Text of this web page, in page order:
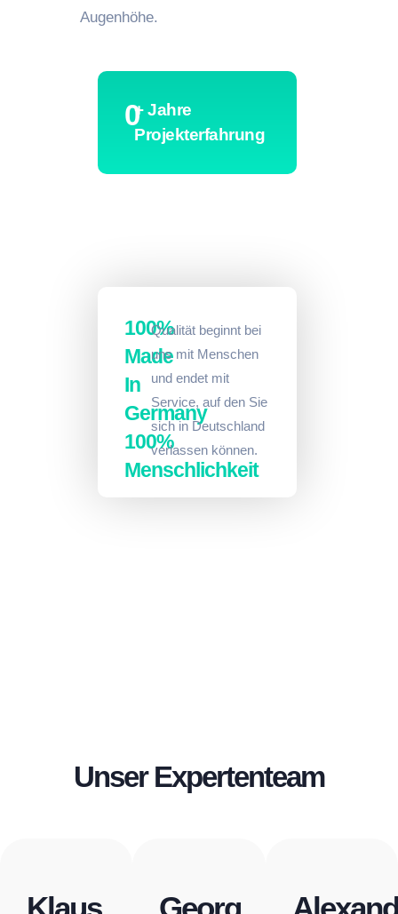
0+ Jahre
Projekterfahrung
100%
Made
In
Germany
100%
Menschlichkeit
Qualität beginnt bei
uns mit Menschen
und endet mit
Service, auf den Sie
sich in Deutschland
verlassen können.
Augenhöhe.
Unser Expertenteam